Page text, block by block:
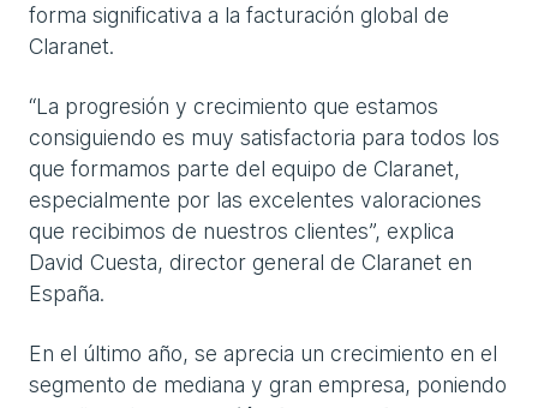
forma significativa a la facturación global de
Claranet.
“La progresión y crecimiento que estamos
consiguiendo es muy satisfactoria para todos los
que formamos parte del equipo de Claranet,
especialmente por las excelentes valoraciones
que recibimos de nuestros clientes”, explica
David Cuesta, director general de Claranet en
España.
En el último año, se aprecia un crecimiento en el
segmento de mediana y gran empresa, poniendo